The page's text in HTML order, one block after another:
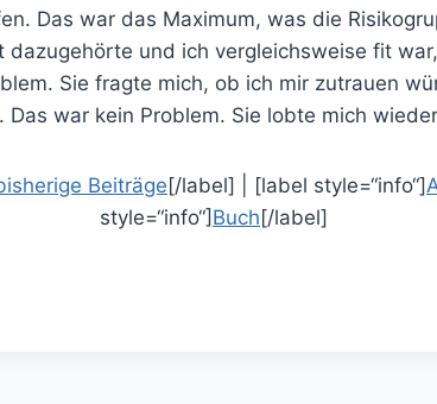
Das war das Maximum, was die
dazugehörte und ich vergleichsweise fit
Sie fragte mich, ob ich mir zutrauen
Das war kein Problem. Sie lobte mich
Beiträge [/label] | [label style=“info“]
style=“info“] Buch [/label]